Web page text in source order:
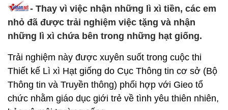
- Thay vì việc nhận những lì xì tiền, các em
nhỏ đã được trải nghiệm việc tặng và nhận
những lì xì chứa bên trong những hạt giống.
Trải nghiệm này được xuyên suốt trong cuộc thi
Thiết kế Lì xì Hạt giống do Cục Thông tin cơ sở (Bộ
Thông tin và Truyền thông) phối hợp với Gieo tổ
chức nhằm giáo dục giới trẻ về tình yêu thiên nhiên,